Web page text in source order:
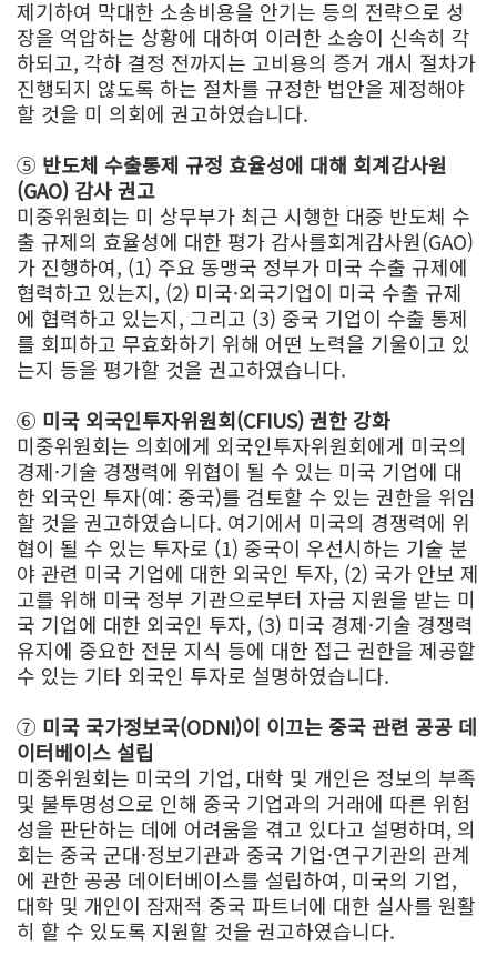
제기하여 막대한 소송비용을 안기는 등의 전략으로 성
장을 억압하는 상황에 대하여 이러한 소송이 신속히 각
하되고, 각하 결정 전까지는 고비용의 증거 개시 절차가
진행되지 않도록 하는 절차를 규정한 법안을 제정해야
할 것을 미 의회에 권고하였습니다.
⑤ 반도체 수출통제 규정 효율성에 대해 회계감사원
(GAO) 감사 권고
미중위원회는 미 상무부가 최근 시행한 대중 반도체 수
출 규제의 효율성에 대한 평가 감사를회계감사원(GAO)
가 진행하여, (1) 주요 동맹국 정부가 미국 수출 규제에
협력하고 있는지, (2) 미국·외국기업이 미국 수출 규제
에 협력하고 있는지, 그리고 (3) 중국 기업이 수출 통제
를 회피하고 무효화하기 위해 어떤 노력을 기울이고 있
는지 등을 평가할 것을 권고하였습니다.
⑥ 미국 외국인투자위원회(CFIUS) 권한 강화
미중위원회는 의회에게 외국인투자위원회에게 미국의
경제·기술 경쟁력에 위협이 될 수 있는 미국 기업에 대
한 외국인 투자(예: 중국)를 검토할 수 있는 권한을 위임
할 것을 권고하였습니다. 여기에서 미국의 경쟁력에 위
협이 될 수 있는 투자로 (1) 중국이 우선시하는 기술 분
야 관련 미국 기업에 대한 외국인 투자, (2) 국가 안보 제
고를 위해 미국 정부 기관으로부터 자금 지원을 받는 미
국 기업에 대한 외국인 투자, (3) 미국 경제·기술 경쟁력
유지에 중요한 전문 지식 등에 대한 접근 권한을 제공할
수 있는 기타 외국인 투자로 설명하였습니다.
⑦ 미국 국가정보국(ODNI)이 이끄는 중국 관련 공공 데
이터베이스 설립
미중위원회는 미국의 기업, 대학 및 개인은 정보의 부족
및 불투명성으로 인해 중국 기업과의 거래에 따른 위험
성을 판단하는 데에 어려움을 겪고 있다고 설명하며, 의
회는 중국 군대·정보기관과 중국 기업·연구기관의 관계
에 관한 공공 데이터베이스를 설립하여, 미국의 기업,
대학 및 개인이 잠재적 중국 파트너에 대한 실사를 원활
히 할 수 있도록 지원할 것을 권고하였습니다.